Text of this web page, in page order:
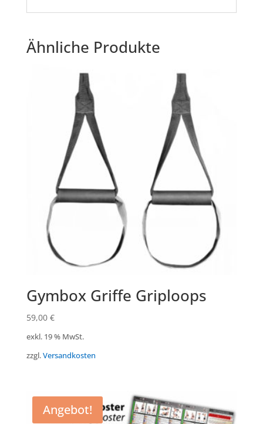
Ähnliche Produkte
Gymbox Griffe Griploops
59,00 €
exkl. 19 % MwSt.
zzgl.Versandkosten
Angebot!